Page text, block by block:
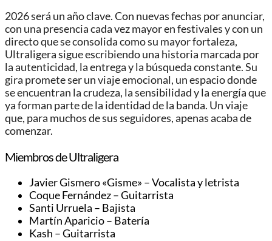
2026 será un año clave. Con nuevas fechas por anunciar,
con una presencia cada vez mayor en festivales y con un
directo que se consolida como su mayor fortaleza,
Ultraligera sigue escribiendo una historia marcada por
la autenticidad, la entrega y la búsqueda constante. Su
gira promete ser un viaje emocional, un espacio donde
se encuentran la crudeza, la sensibilidad y la energía que
ya forman parte de la identidad de la banda. Un viaje
que, para muchos de sus seguidores, apenas acaba de
comenzar.
Miembros de Ultraligera
Javier Gismero «Gisme» – Vocalista y letrista
Coque Fernández – Guitarrista
Santi Urruela – Bajista
Martín Aparicio – Batería
Kash – Guitarrista